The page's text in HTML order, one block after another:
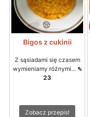
Bigos z cukinii
Z sąsiadami się czasem
wymieniamy różnymi... ⇖
23
Zobacz przepis!